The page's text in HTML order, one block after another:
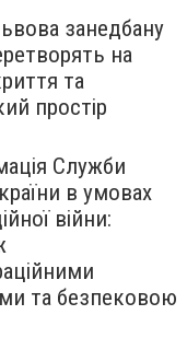
занедбану
на
та
простір
Служби
в умовах
війни:
та безпековою